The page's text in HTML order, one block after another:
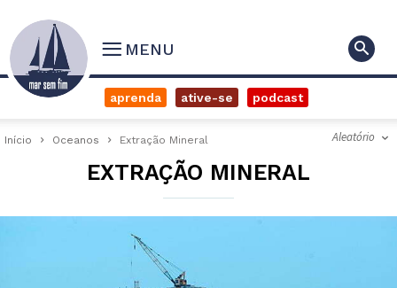
MENU
aprenda ative-se podcast
Início Oceanos Extração Mineral Aleatório
EXTRAÇÃO MINERAL